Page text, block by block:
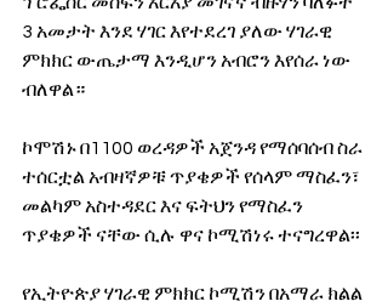
3 አመታት እንደ ሃገር እየተደረገ ያለው ሃገራዊ
ምክክር ውጤታማ እንዲሆን አብሮን እየሰራ ነው
ብለዋል።
ኮሞሽኑ በ1100 ወረዳዎች አጀንዳ የማሰባሰብ ስራ
ተሰርቷል አብዛኛዎቹ ጥያቄዎች የሰላም ማስፈን፣
መልካም አስተዳደር እና ፍትህን የማስፈን
ጥያቄዎች ናቸው ሲሉ ዋና ኮሚሽነሩ ተናግረዋል፡፡
የኢትዮጵያ ሃገራዊ ምክክር ኮሚሽን በአማራ ክልል